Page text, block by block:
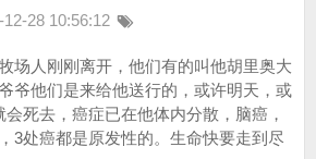
12-28 10:56:12
场人刚刚离开，他们有的叫他胡里奥大
爷他们是来给他送行的，或许明天，或
死去，癌症已在他体内分散，脑癌，
3处癌都是原发性的。生命快要走到尽